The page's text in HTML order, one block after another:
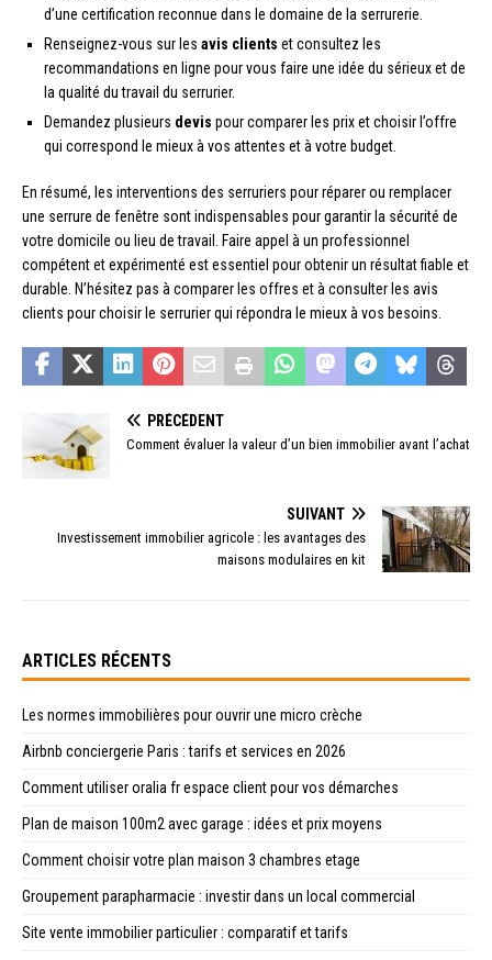
d’une certification reconnue dans le domaine de la serrurerie.
Renseignez-vous sur les avis clients et consultez les
recommandations en ligne pour vous faire une idée du sérieux et de
la qualité du travail du serrurier.
Demandez plusieurs devis pour comparer les prix et choisir l’offre
qui correspond le mieux à vos attentes et à votre budget.
En résumé, les interventions des serruriers pour réparer ou remplacer
une serrure de fenêtre sont indispensables pour garantir la sécurité de
votre domicile ou lieu de travail. Faire appel à un professionnel
compétent et expérimenté est essentiel pour obtenir un résultat fiable et
durable. N’hésitez pas à comparer les offres et à consulter les avis
clients pour choisir le serrurier qui répondra le mieux à vos besoins.
PRÉCÉDENT
Comment évaluer la valeur d’un bien immobilier avant l’achat
SUIVANT
Investissement immobilier agricole : les avantages des
maisons modulaires en kit
ARTICLES RÉCENTS
Les normes immobilières pour ouvrir une micro crèche
Airbnb conciergerie Paris : tarifs et services en 2026
Comment utiliser oralia fr espace client pour vos démarches
Plan de maison 100m2 avec garage : idées et prix moyens
Comment choisir votre plan maison 3 chambres etage
Groupement parapharmacie : investir dans un local commercial
Site vente immobilier particulier : comparatif et tarifs